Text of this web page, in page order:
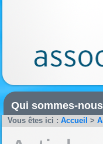
Qui sommes-
Vous êtes ici : Accueil >